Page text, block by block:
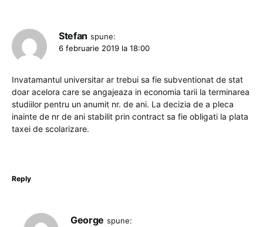
Stefan spune:
6 februarie 2019 la 18:00
Invatamantul universitar ar trebui sa fie subventionat de stat
doar acelora care se angajeaza in economia tarii la terminarea
studiilor pentru un anumit nr. de ani. La decizia de a pleca
inainte de nr de ani stabilit prin contract sa fie obligati la plata
taxei de scolarizare.
Reply
George spune: